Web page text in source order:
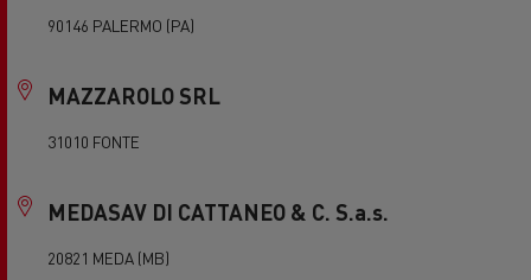
90146 PALERMO (PA)
MAZZAROLO SRL
31010 FONTE
MEDASAV DI CATTANEO & C. S.a.s.
20821 MEDA (MB)